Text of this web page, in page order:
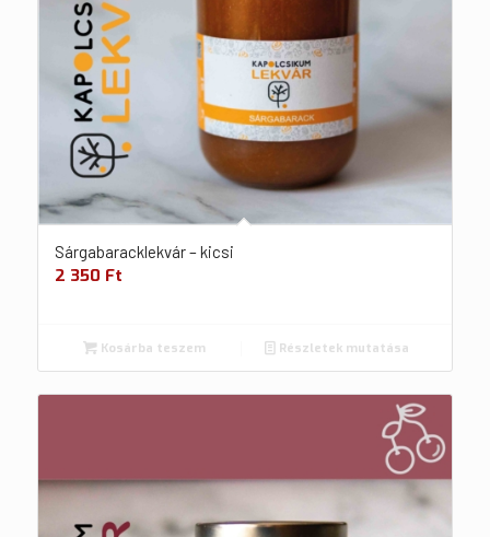
Sárgabaracklekvár – kicsi
2 350 Ft
Kosárba teszem Részletek mutatása